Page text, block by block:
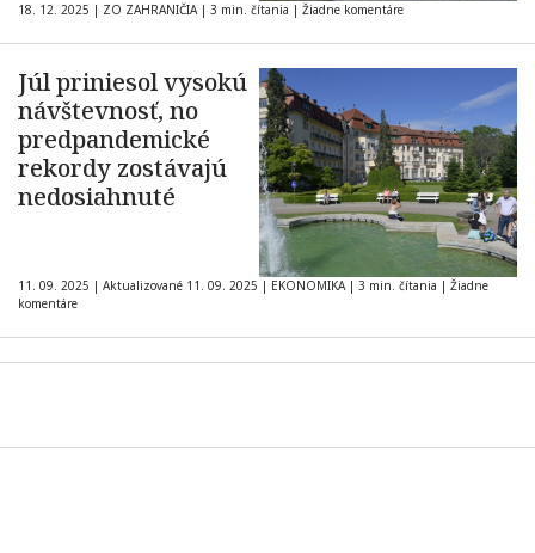
18. 12. 2025 | ZO ZAHRANIČIA | 3 min. čítania | Žiadne komentáre
Júl priniesol vysokú
návštevnosť, no
predpandemické
rekordy zostávajú
nedosiahnuté
11. 09. 2025 | Aktualizované 11. 09. 2025 | EKONOMIKA | 3 min. čítania | Žiadne
komentáre